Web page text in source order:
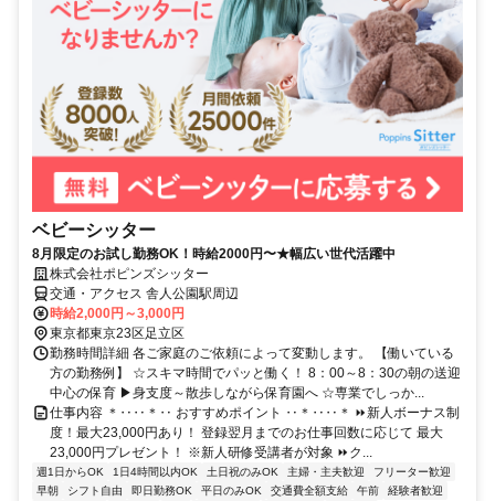
ベビーシッター
8月限定のお試し勤務OK！時給2000円〜★幅広い世代活躍中
株式会社ポピンズシッター
交通・アクセス 舎人公園駅周辺
時給2,000円～3,000円
東京都東京23区足立区
勤務時間詳細 各ご家庭のご依頼によって変動します。 【働いている
方の勤務例】 ☆スキマ時間でパッと働く！ 8：00～8：30の朝の送迎
中心の保育 ▶身支度～散歩しながら保育園へ ☆専業でしっか...
仕事内容 ＊‥‥＊‥ おすすめポイント ‥＊‥‥＊ ⏩新人ボーナス制
度！最大23,000円あり！ 登録翌月までのお仕事回数に応じて 最大
23,000円プレゼント！ ※新人研修受講者が対象 ⏩ク...
週1日からOK 1日4時間以内OK 土日祝のみOK 主婦・主夫歓迎
フリーター歓迎
早朝
シフト自由 即日勤務OK 平日のみOK 交通費全額支給 午前
経験者歓迎